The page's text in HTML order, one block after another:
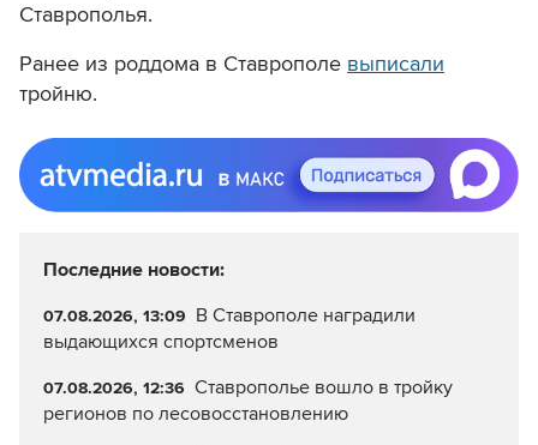
Ставрополья.
Ранее из роддома в Ставрополе выписали
тройню.
Последние новости:
07.08.2026, 13:09 В Ставрополе наградили
выдающихся спортсменов
07.08.2026, 12:36 Ставрополье вошло в тройку
регионов по лесовосстановлению